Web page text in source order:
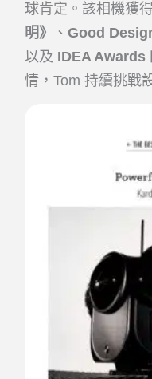
球肯定。該相機獲
明》
、Good
以及 IDEA Awards
情，Tom 持續挑戰